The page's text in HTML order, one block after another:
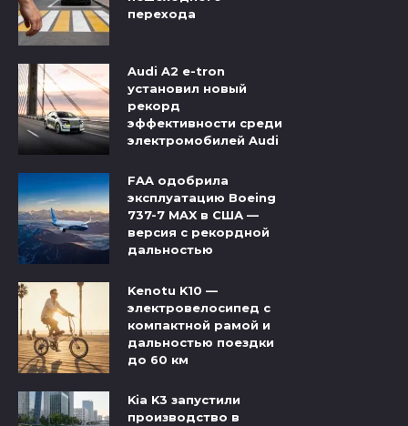
перехода
Audi A2 e-tron
установил новый
рекорд
эффективности среди
электромобилей Audi
FAA одобрила
эксплуатацию Boeing
737-7 MAX в США —
версия с рекордной
дальностью
Kenotu K10 —
электровелосипед с
компактной рамой и
дальностью поездки
до 60 км
Kia K3 запустили
производство в